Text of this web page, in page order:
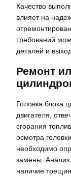
Качество
влияет на
требований
деталей и
Ремонт
Головка блока
двигателя,
сгорания
осмотра
необходимо
замены. Анализ
наличие